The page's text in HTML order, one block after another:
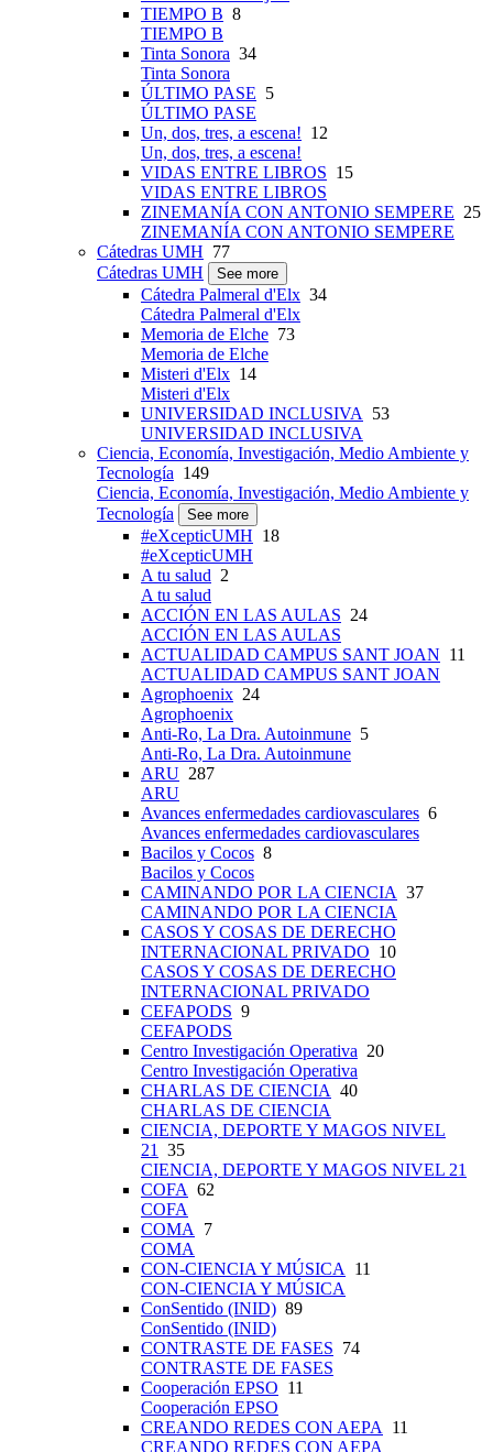
TIEMPO B 8
TIEMPO B
Tinta Sonora 34
Tinta Sonora
ÚLTIMO PASE 5
ÚLTIMO PASE
Un, dos, tres, a escena! 12
Un, dos, tres, a escena!
VIDAS ENTRE LIBROS 15
VIDAS ENTRE LIBROS
ZINEMANÍA CON ANTONIO SEMPERE 25
ZINEMANÍA CON ANTONIO SEMPERE
Cátedras UMH 77
Cátedras UMH
See more
Cátedra Palmeral d'Elx 34
Cátedra Palmeral d'Elx
Memoria de Elche 73
Memoria de Elche
Misteri d'Elx 14
Misteri d'Elx
UNIVERSIDAD INCLUSIVA 53
UNIVERSIDAD INCLUSIVA
Ciencia, Economía, Investigación, Medio Ambiente y
Tecnología 149
Ciencia, Economía, Investigación, Medio Ambiente y
Tecnología
See more
#eXcepticUMH 18
#eXcepticUMH
A tu salud 2
A tu salud
ACCIÓN EN LAS AULAS 24
ACCIÓN EN LAS AULAS
ACTUALIDAD CAMPUS SANT JOAN 11
ACTUALIDAD CAMPUS SANT JOAN
Agrophoenix 24
Agrophoenix
Anti-Ro, La Dra. Autoinmune 5
Anti-Ro, La Dra. Autoinmune
ARU 287
ARU
Avances enfermedades cardiovasculares 6
Avances enfermedades cardiovasculares
Bacilos y Cocos 8
Bacilos y Cocos
CAMINANDO POR LA CIENCIA 37
CAMINANDO POR LA CIENCIA
CASOS Y COSAS DE DERECHO
INTERNACIONAL PRIVADO 10
CASOS Y COSAS DE DERECHO
INTERNACIONAL PRIVADO
CEFAPODS 9
CEFAPODS
Centro Investigación Operativa 20
Centro Investigación Operativa
CHARLAS DE CIENCIA 40
CHARLAS DE CIENCIA
CIENCIA, DEPORTE Y MAGOS NIVEL
21 35
CIENCIA, DEPORTE Y MAGOS NIVEL 21
COFA 62
COFA
COMA 7
COMA
CON-CIENCIA Y MÚSICA 11
CON-CIENCIA Y MÚSICA
ConSentido (INID) 89
ConSentido (INID)
CONTRASTE DE FASES 74
CONTRASTE DE FASES
Cooperación EPSO 11
Cooperación EPSO
CREANDO REDES CON AEPA 11
CREANDO REDES CON AEPA